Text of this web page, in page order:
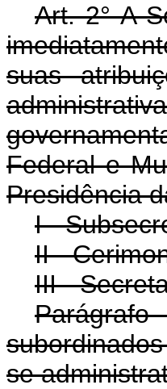
Art. 2° A
suas
Federal e
Presidência
I -
II -
III -
se